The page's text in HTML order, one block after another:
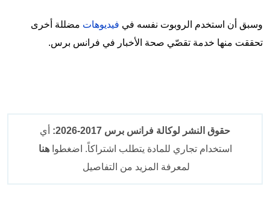
وسبق أن استخدم الروبوت نفسه في فيديوهات مضللة أخرى
تحققت منها خدمة تقصّي صحة الأخبار في فرانس برس.
حقوق النشر لوكالة فرانس برس 2017-2026:
أي
استخدام تجاري للمادة يتطلب اشتراكاً. اضغطواهنا
لمعرفة المزيد من التفاصيل